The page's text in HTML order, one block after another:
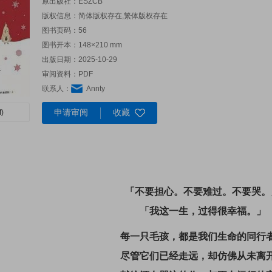
版权信息：简体版权存在,繁体版权存在
图书页码：56
图书开本：148×210 mm
出版日期：2025-10-29
审阅资料：PDF
联系人：
Annty
申请审阅 收藏
「不要担心。不要难过。不要哭。
「我这一生，过得很幸福。」
每一只毛孩，都是我们生命的同行
尽管它们已经走远，却仿佛从未离